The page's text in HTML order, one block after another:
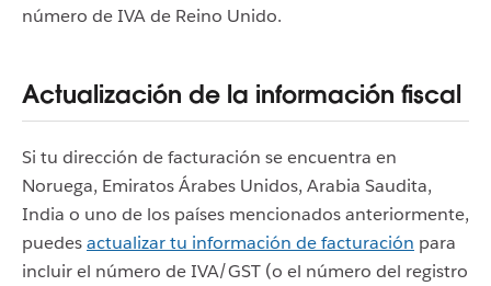
número de IVA de Reino Unido.
Actualización de la información fiscal
Si tu dirección de facturación se encuentra en
Noruega, Emiratos Árabes Unidos, Arabia Saudita,
India o uno de los países mencionados anteriormente,
puedesactualizar tu información de facturación para
incluir el número de IVA/GST (o el número del registro